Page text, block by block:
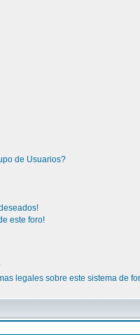
de Usuarios?
este foro!
legales sobre este sistema de